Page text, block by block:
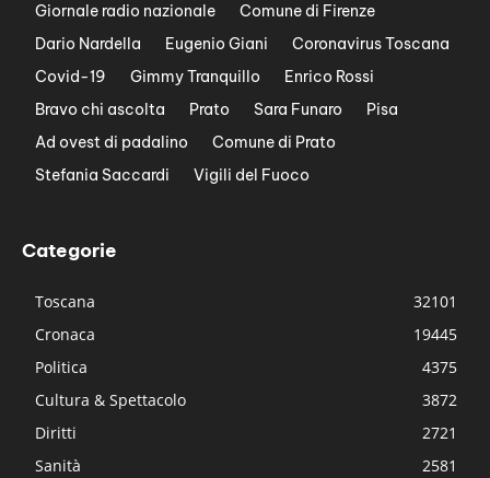
Giornale radio nazionale
Comune di Firenze
Dario Nardella
Eugenio Giani
Coronavirus Toscana
Covid-19
Gimmy Tranquillo
Enrico Rossi
Bravo chi ascolta
Prato Sara Funaro
Pisa
Ad ovest di padalino
Comune di Prato
Stefania Saccardi
Vigili del Fuoco
Categorie
Toscana
32101
Cronaca
19445
Politica
4375
Cultura & Spettacolo
3872
Diritti
2721
Sanità
2581